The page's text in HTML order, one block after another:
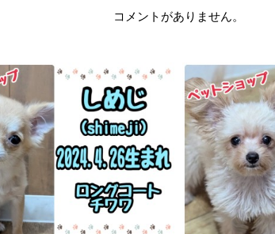
コメントがありません。